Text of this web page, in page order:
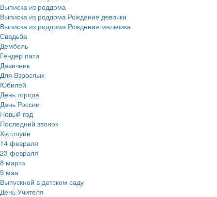
Выписка из роддома
Выписка из роддома Рождение девочки
Выписка из роддома Рождение мальчика
Свадьба
Дембель
Гендер пати
Девичник
Для Взрослых
Юбилей
День города
День России
Новый год
Последний звонок
Хэллоуин
14 февраля
23 февраля
8 марта
9 мая
Выпускной в детском саду
День Учителя